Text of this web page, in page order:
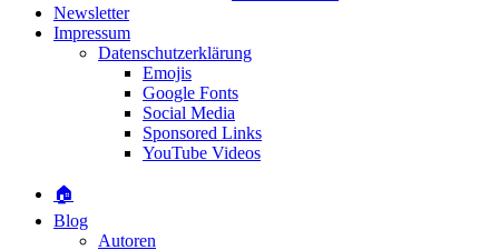
Newsletter
Impressum
Datenschutzerklärung
Emojis
Google Fonts
Social Media
Sponsored Links
YouTube Videos
🏠
Blog
Autoren